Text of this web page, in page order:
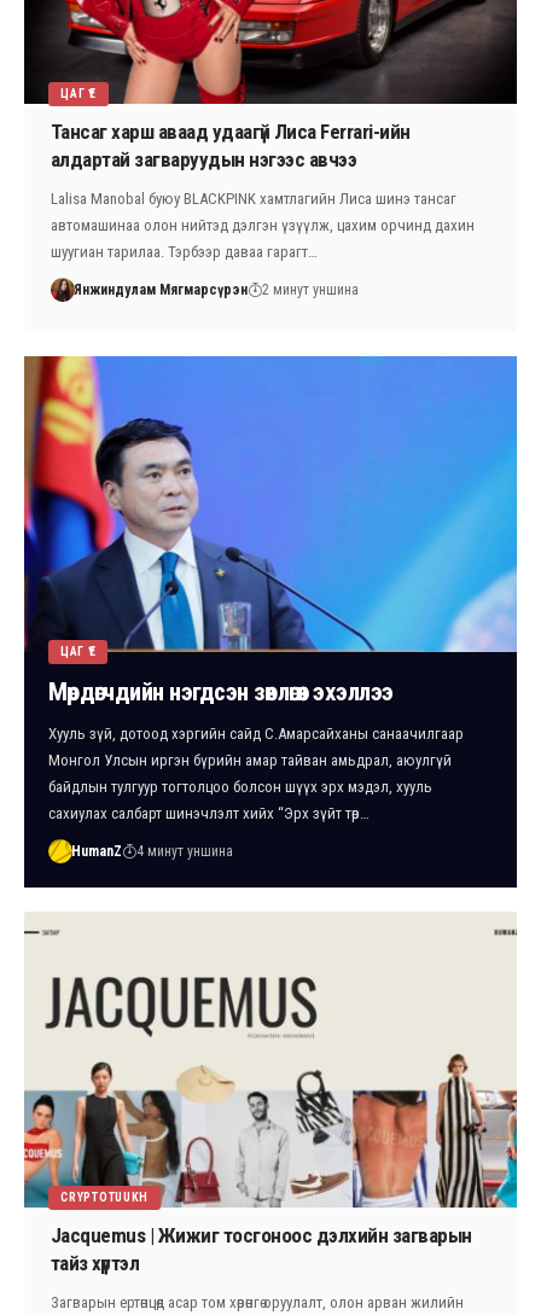
ЦАГ ҮЕ
Тансаг харш аваад удаагүй Лиса Ferrari-ийн
алдартай загваруудын нэгээс авчээ
Lalisa Manobal буюу BLACKPINK хамтлагийн Лиса шинэ тансаг
автомашинаа олон нийтэд дэлгэн үзүүлж, цахим орчинд дахин
шуугиан тарилаа. Тэрбээр даваа гарагт…
Янжиндулам Мягмарсүрэн 2 минут уншина
ЦАГ ҮЕ
Мөрдөгчдийн нэгдсэн зөвлөгөөн эхэллээ
Хууль зүй, дотоод хэргийн сайд С.Амарсайханы санаачилгаар
Монгол Улсын иргэн бүрийн амар тайван амьдрал, аюулгүй
байдлын тулгуур тогтолцоо болсон шүүх эрх мэдэл, хууль
сахиулах салбарт шинэчлэлт хийх “Эрх зүйт төр…
HumanZ 4 минут уншина
CRYPTOTUUKH
Jacquemus | Жижиг тосгоноос дэлхийн загварын
тайз хүртэл
Загварын ертөнцөд асар том хөрөнгө оруулалт, олон арван жилийн